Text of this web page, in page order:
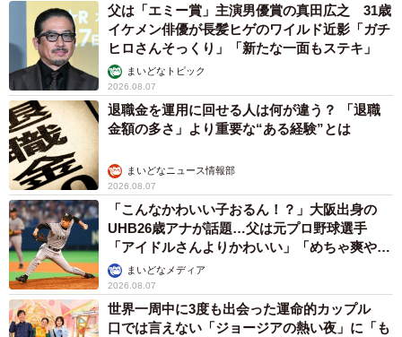
父は「エミー賞」主演男優賞の真田広之 31歳
イケメン俳優が長髪ヒゲのワイルド近影「ガチ
ヒロさんそっくり」「新たな一面もステキ」
まいどなトピック
2026.08.07
退職金を運用に回せる人は何が違う？ 「退職
金額の多さ」より重要な“ある経験”とは
まいどなニュース情報部
2026.08.07
「こんなかわいい子おるん！？」大阪出身の
UHB26歳アナが話題…父は元プロ野球選手
「アイドルさんよりかわいい」「めちゃ爽や
か」まいどなメディア
2026.08.07
世界一周中に3度も出会った運命的カップル
口では言えない「ジョージアの熱い夜」に「も